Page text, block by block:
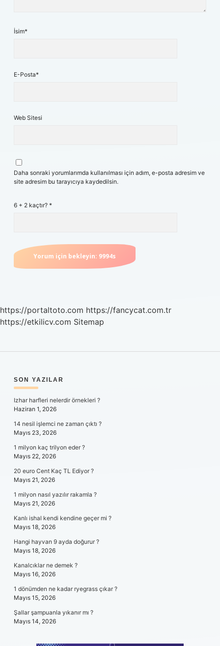
İsim*
E-Posta*
Web Sitesi
Daha sonraki yorumlarımda kullanılması için adım, e-posta adresim ve
site adresim bu tarayıcıya kaydedilsin.
6 + 2 kaçtır? *
https://portaltoto.com https://fancycat.com.tr
https://etkilicv.com Sitemap
SIDEBAR
SON YAZILAR
Izhar harfleri nelerdir örnekleri ?
Haziran 1, 2026
14 nesil işlemci ne zaman çıktı ?
Mayıs 23, 2026
1 milyon kaç trilyon eder ?
Mayıs 22, 2026
20 euro Cent Kaç TL Ediyor ?
Mayıs 21, 2026
1 milyon nasıl yazılır rakamla ?
Mayıs 21, 2026
Kanlı ishal kendi kendine geçer mi ?
Mayıs 18, 2026
Hangi hayvan 9 ayda doğurur ?
Mayıs 18, 2026
Kanalcıklar ne demek ?
Mayıs 16, 2026
1 dönümden ne kadar ryegrass çıkar ?
Mayıs 15, 2026
Şallar şampuanla yıkanır mı ?
Mayıs 14, 2026